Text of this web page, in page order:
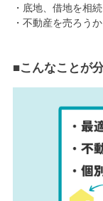
・底地、借地を相
・不動産を売ろう
■こんなことが